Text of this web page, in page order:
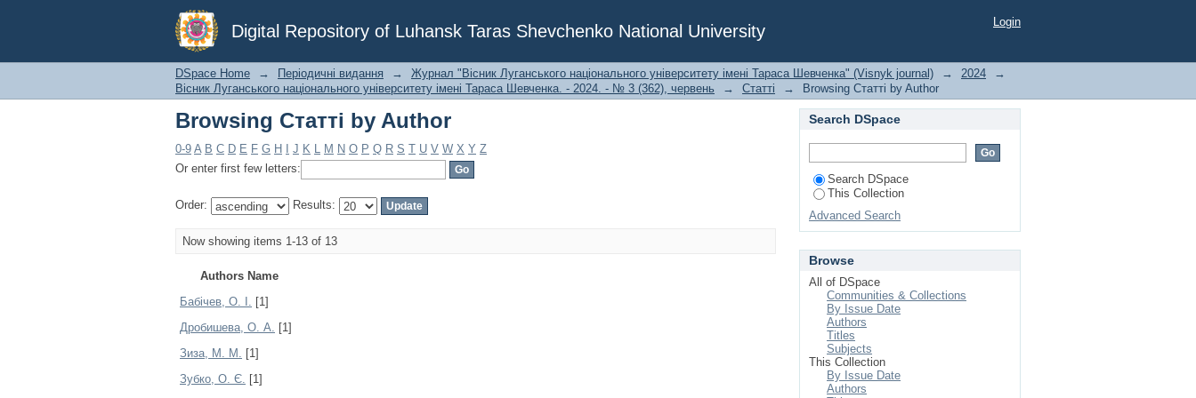
Digital Repository of Luhansk Taras Shevchenko National University
Browsing Статті by Author Login
DSpace Home → Періодичні видання → Журнал "Вісник Луганського національного університету імені Тараса Шевченка" (Visnyk journal) → 2024
→
Вісник Луганського національного університету імені Тараса Шевченка. - 2024. - № 3 (362), червень
→ Статті → Browsing Статті by Author
Browsing Статті by Author
0-9 A B C D E F G H J K L M N O P Q R S T U V W X Y Z
Or enter first few letters:
Order: Results:
Now showing items 1-13 of 13
Authors Name
Бабічев, О. І. [1]
Дробишева, О. А. [1]
Зиза, М. М. [1]
Зубко, О. Є. [1]
Search DSpace
Search DSpace
This Collection
Advanced Search
Browse
All of DSpace
Communities & Collections
By Issue Date
Authors
Titles
Subjects
This Collection
By Issue Date
Authors